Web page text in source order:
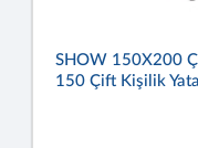
SHOW 150X200
150 Çift Kişilik